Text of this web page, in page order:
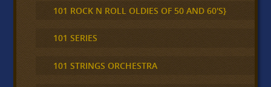
101 ROCK N ROLL OLDIES OF 50 AND 60'S}
101 SERIES
101 STRINGS ORCHESTRA